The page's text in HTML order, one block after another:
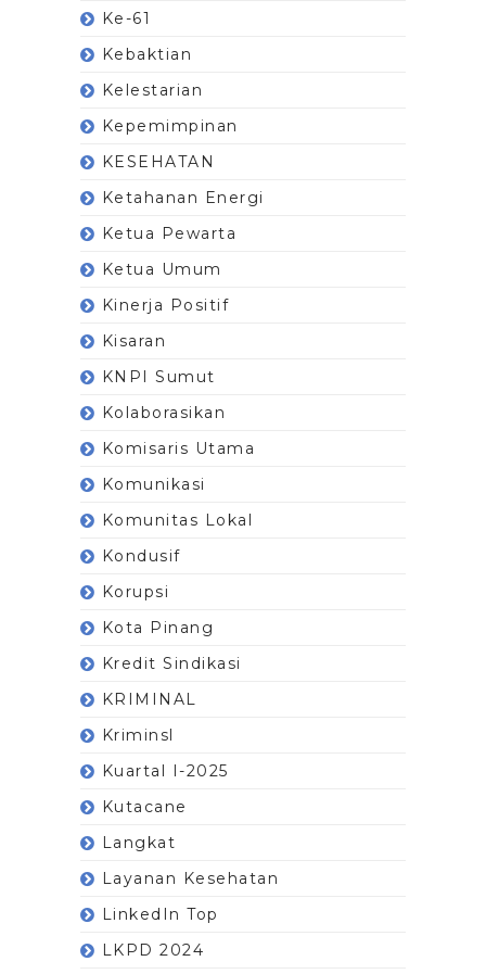
Ke-61
Kebaktian
Kelestarian
Kepemimpinan
KESEHATAN
Ketahanan Energi
Ketua Pewarta
Ketua Umum
Kinerja Positif
Kisaran
KNPI Sumut
Kolaborasikan
Komisaris Utama
Komunikasi
Komunitas Lokal
Kondusif
Korupsi
Kota Pinang
Kredit Sindikasi
KRIMINAL
Kriminsl
Kuartal I-2025
Kutacane
Langkat
Layanan Kesehatan
LinkedIn Top
LKPD 2024